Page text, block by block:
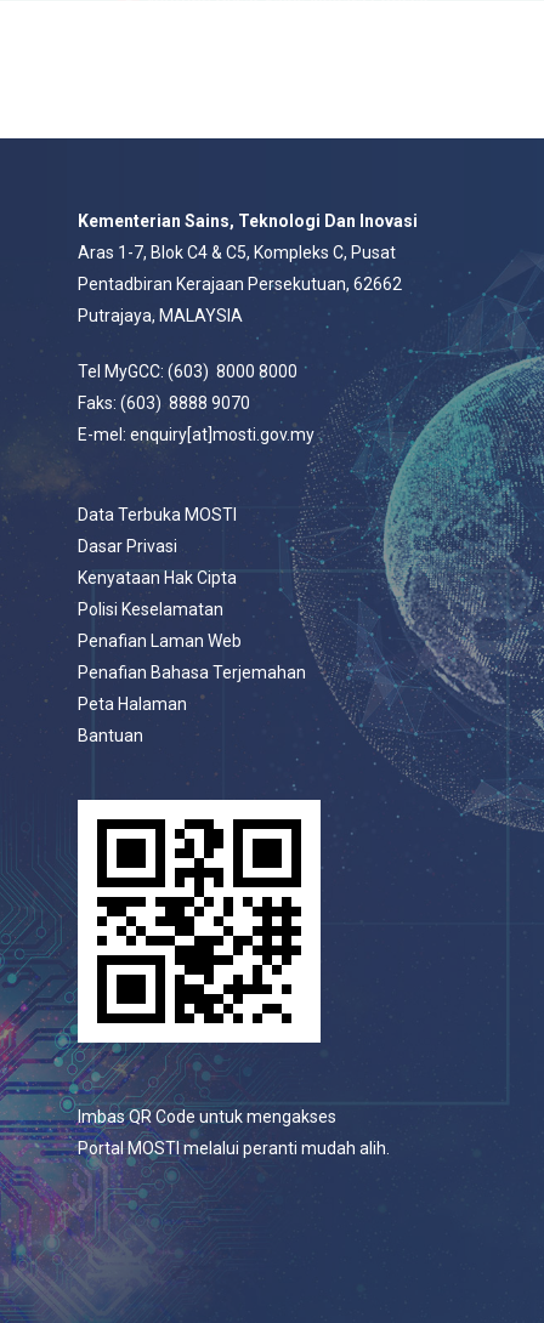
Kementerian Sains, Teknologi Dan Inovasi
Aras 1-7, Blok C4 & C5, Kompleks C, Pusat
Pentadbiran Kerajaan Persekutuan, 62662
Putrajaya, MALAYSIA
Tel MyGCC: (603) 8000 8000
Faks: (603) 8888 9070
E-mel: enquiry[at]mosti.gov.my
Data Terbuka MOSTI
Dasar Privasi
Kenyataan Hak Cipta
Polisi Keselamatan
Penafian Laman Web
Penafian Bahasa Terjemahan
Peta Halaman
Bantuan
Imbas QR Code untuk mengakses
Portal MOSTI melalui peranti mudah alih.